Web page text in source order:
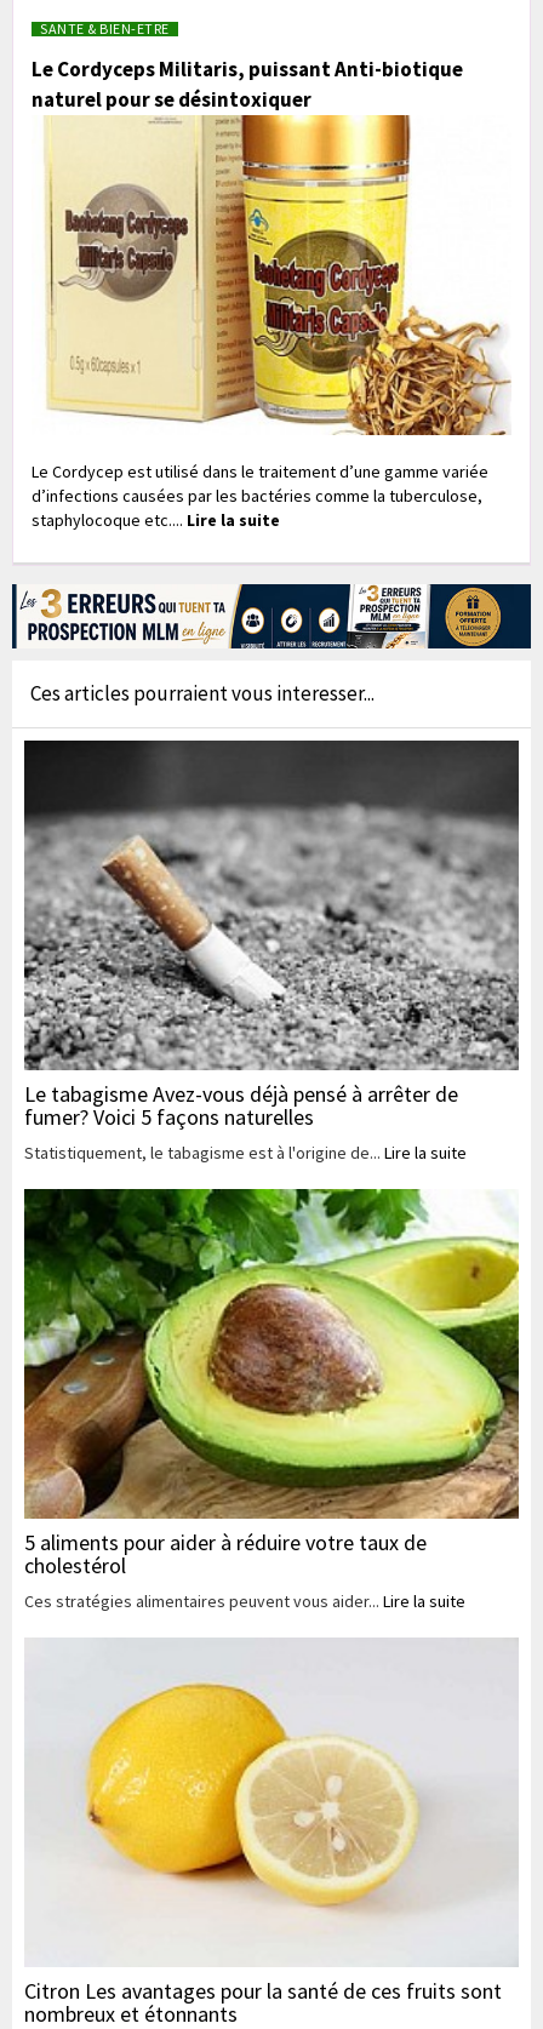
SANTE & BIEN-ETRE
Le Cordyceps Militaris, puissant Anti-biotique
naturel pour se désintoxiquer
Le Cordycep est utilisé dans le traitement d’une gamme variée
d’infections causées par les bactéries comme la tuberculose,
staphylocoque etc.... Lire la suite
Ces articles pourraient vous interesser...
Le tabagisme Avez-vous déjà pensé à arrêter de
fumer? Voici 5 façons naturelles
Statistiquement, le tabagisme est à l'origine de... Lire la suite
5 aliments pour aider à réduire votre taux de
cholestérol
Ces stratégies alimentaires peuvent vous aider... Lire la suite
Citron Les avantages pour la santé de ces fruits sont
nombreux et étonnants